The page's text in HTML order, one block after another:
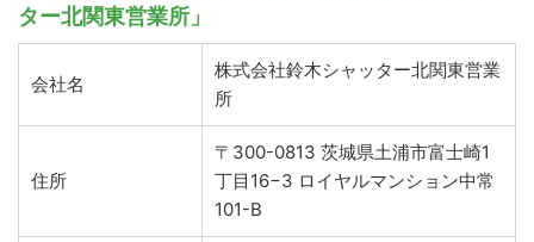
ター北関東営業所」
会社名
株式会社鈴木シャッター北関東営業
所
住所
〒300-0813 茨城県土浦市富士崎1
丁目16−3 ロイヤルマンション中常
101-B